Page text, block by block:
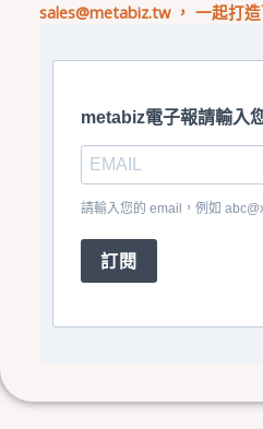
sales@metabiz.tw， 一起打造
metabiz電子報請輸入
請輸入您的 email，例如
訂閱